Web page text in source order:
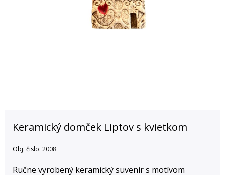
Keramický domček Liptov s kvietkom
Obj. čislo: 2008
Ručne vyrobený keramický suvenír s motívom